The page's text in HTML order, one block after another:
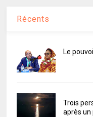
Récents
Le
Trois
après un